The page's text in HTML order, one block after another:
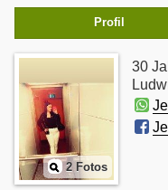
Profil
2 Fotos
30